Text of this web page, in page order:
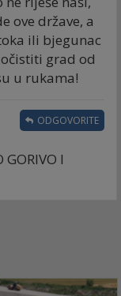
ove države, a
ili bjegunac
grad od
u rukama!
GORIVO I
ODGOVORITE